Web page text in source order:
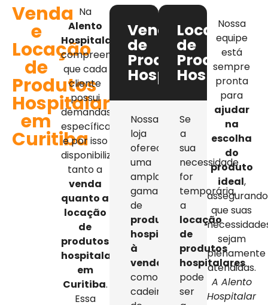
Venda
e
Locação
de
Produtos
Hospitalares
em
Curitiba
Na
Alento
Hospitalar
compreendemos
que cada
cliente
possui
demandas
específicas,
e por isso
disponibilizamos
tanto a
venda
quanto a
locação
de
produtos
hospitalares
em
Curitiba.
Essa
Venda
de
Produtos
Hospitalares
Nossa
loja
oferece
uma
ampla
gama
de
produtos
hospitalares
à
venda
como
cadeiras
Locação
de
Produtos
Se
a
sua
necessidade
for
temporária,
a
locação
de
produtos
hospitalares
pode
ser
Nossa
equipe
está
sempre
pronta
para
ajudar
na
escolha
do
produto
ideal,
assegurando
que suas
sejam
plenamente
atendidas.
A Alento
Hospitalar